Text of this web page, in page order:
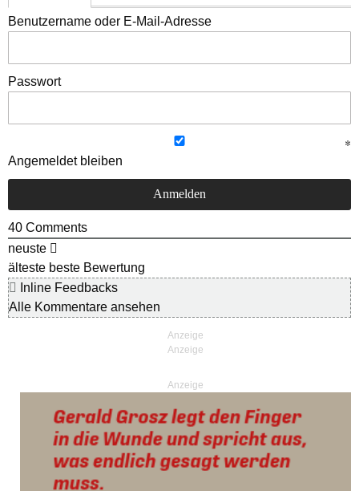
Benutzername oder E-Mail-Adresse
Passwort
Angemeldet bleiben
40 Comments
neuste
älteste beste Bewertung
Inline Feedbacks
Alle Kommentare ansehen
Anzeige